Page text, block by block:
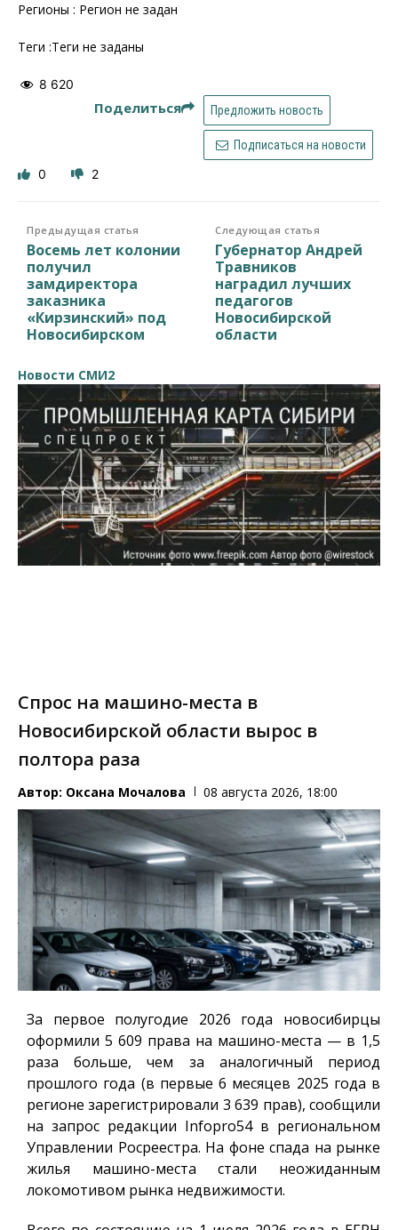
Регионы : Регион не задан
Теги :Теги не заданы
8 620
Поделиться Предложить новость
Подписаться на новости
0 2
Предыдущая статья
Восемь лет колонии
получил
замдиректора
заказника
«Кирзинский» под
Новосибирском
Следующая статья
Губернатор Андрей
Травников
наградил лучших
педагогов
Новосибирской
области
Новости СМИ2
Спрос на машино-места в
Новосибирской области вырос в
полтора раза
Автор: Оксана Мочалова 08 августа 2026, 18:00
За первое полугодие 2026 года новосибирцы
оформили 5 609 права на машино-места — в 1,5
раза больше, чем за аналогичный период
прошлого года (в первые 6 месяцев 2025 года в
регионе зарегистрировали 3 639 прав), сообщили
на запрос редакции Infopro54в региональном
Управлении Росреестра. На фоне спада на рынке
жилья машино-места стали неожиданным
локомотивом рынка недвижимости.